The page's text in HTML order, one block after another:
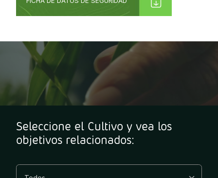
Seleccione el Cultivo y vea los
objetivos relacionados: